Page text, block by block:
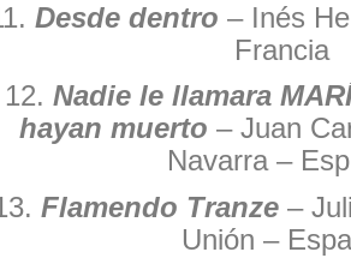
Desde dentro – Inés
Francia
12.Nadie le llamara
hayan muerto – Juan
Navarra –
Flamendo Tranze –
Unión –